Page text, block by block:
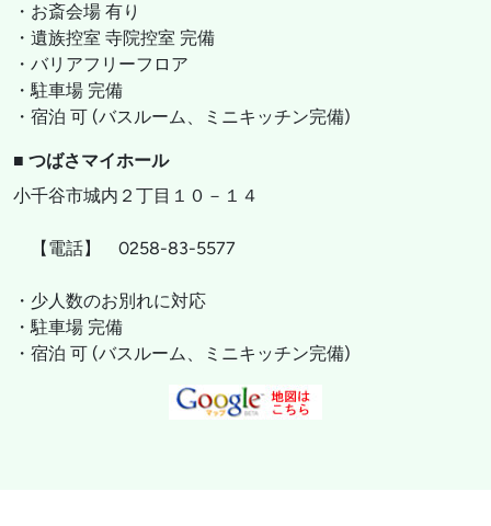
・お斎会場 有り
・遺族控室 寺院控室 完備
・バリアフリーフロア
・駐車場 完備
・宿泊 可 (バスルーム、ミニキッチン完備)
■ つばさマイホール
小千谷市城内２丁目１０－１４
【電話】 0258-83-5577
・少人数のお別れに対応
・駐車場 完備
・宿泊 可 (バスルーム、ミニキッチン完備)